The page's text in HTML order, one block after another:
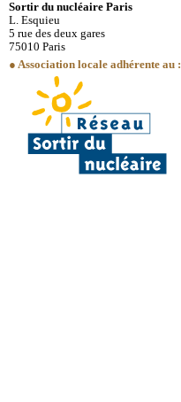
Sortir du nucléaire Paris
L. Esquieu
5 rue des deux gares
75010 Paris
● Association locale adhérente au :